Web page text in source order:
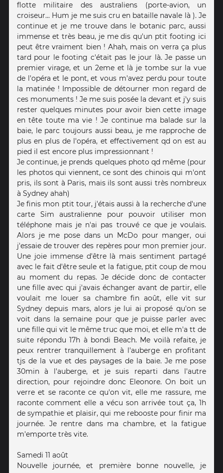
flotte militaire des australiens (porte-avion, un
croiseur... Hum je me suis cru en bataille navale là ). Je
continue et je me trouve dans le botanic parc, aussi
immense et très beau, je me dis qu'un ptit footing ici
peut être vraiment bien ! Ahah, mais on verra ça plus
tard pour le footing c'était pas le jour là. Je passe un
premier virage, et un 2eme et là je tombe sur la vue
de l'opéra et le pont, et vous m'avez perdu pour toute
la matinée ! Impossible de détourner mon regard de
ces monuments ! Je me suis posée la devant et j'y suis
rester quelques minutes pour avoir bien cette image
en tête toute ma vie ! Je continue ma balade sur la
baie, le parc toujours aussi beau, je me rapproche de
plus en plus de l'opéra, et effectivement qd on est au
pied il est encore plus impressionnant !
Je continue, je prends quelques photo qd même (pour
les photos qui viennent, ce sont des chinois qui m'ont
pris, ils sont à Paris, mais ils sont aussi très nombreux
à Sydney ahah)
Je finis mon ptit tour, j'étais aussi à la recherche d'une
carte Sim australienne pour pouvoir utiliser mon
téléphone mais je n'ai pas trouvé ce que je voulais.
Alors je me pose dans un McDo pour manger, oui
j'essaie de trouver des repères pour mon premier jour.
Une joie immense d'être là mais sentiment partagé
avec le fait d'être seule et la fatigue, ptit coup de mou
au moment du repas. Je décide donc de contacter
une fille avec qui j'avais échanger avant de partir, elle
voulait me louer sa chambre fin août, elle vit sur
Sydney depuis mars, alors je lui ai proposé qu'on se
voit dans la semaine pour que je puisse parler avec
une fille qui vit le même truc que moi, et elle m'a tt de
suite répondu 17h à bondi Beach. Me voilà refaite, je
peux rentrer tranquillement à l'auberge en profitant
tjs de la vue et des paysages de la baie. Je me pose
30min à l'auberge, et je suis reparti dans l'autre
direction, pour rejoindre donc Eleonore. On boit un
verre et se raconte ce qu'on vit, elle me rassure, me
raconte comment elle a vécu son arrivée tout ça, 1h
de sympathie et plaisir, qui me rebooste pour finir ma
journée. Je rentre dans ma chambre, et la fatigue
m'emporte très vite.
Samedi 11 août
Nouvelle journée, et première bonne nouvelle, je